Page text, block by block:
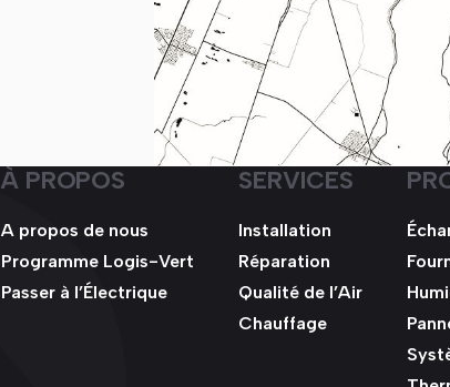
À PROPOS
A propos de nous
Programme Logis-Vert
Passer à l’Électrique
SERVICES
Installation
Réparation
Qualité de l’Air
Chauffage